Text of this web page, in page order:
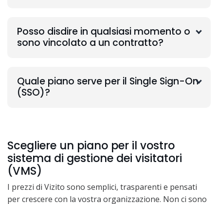
Posso disdire in qualsiasi momento o
sono vincolato a un contratto?
Quale piano serve per il Single Sign-On
(SSO)?
Scegliere un piano per il vostro
sistema di gestione dei visitatori
(VMS)
I prezzi di Vizito sono semplici, trasparenti e pensati
per crescere con la vostra organizzazione. Non ci sono